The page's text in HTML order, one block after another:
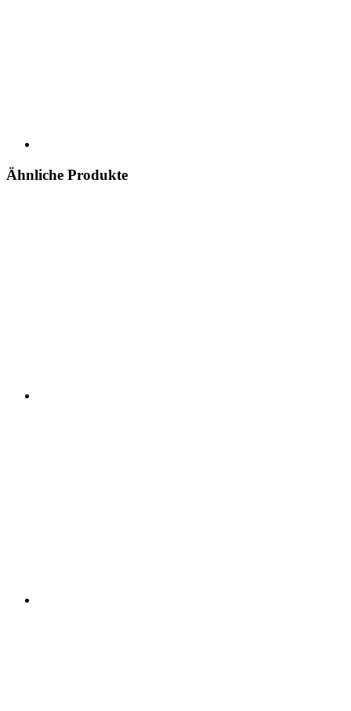
Ähnliche Produkte